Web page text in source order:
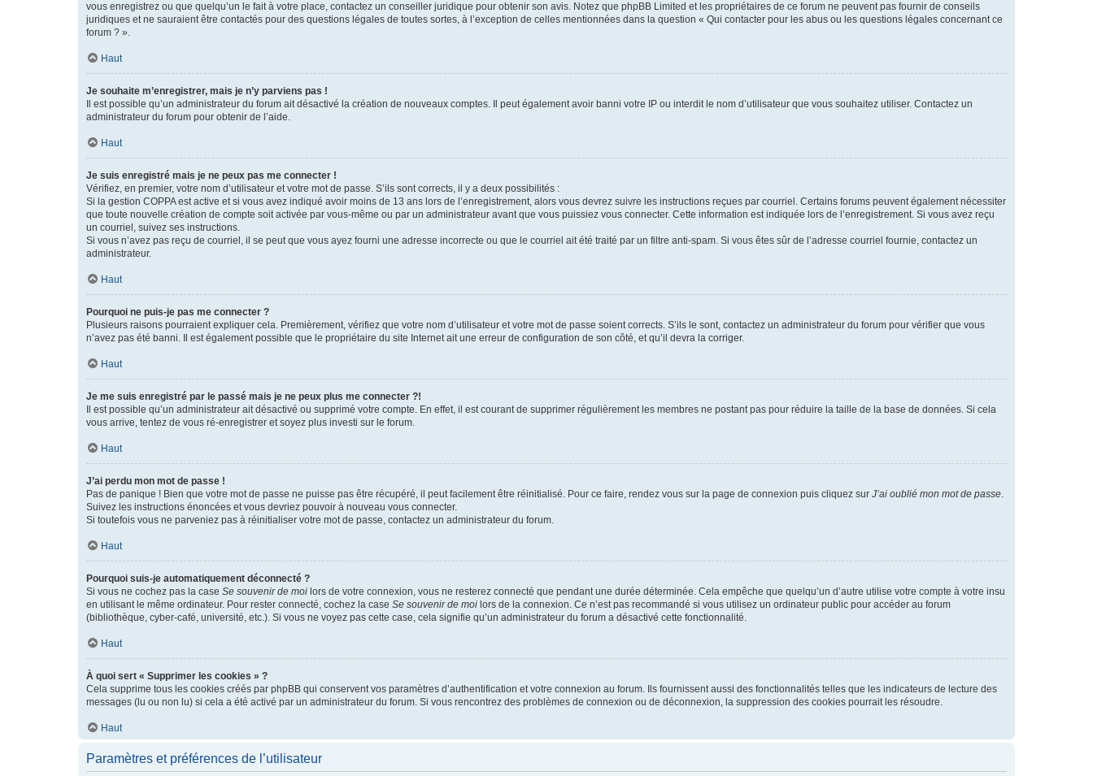
vous enregistrez ou que quelqu’un le fait à votre place, contactez un conseiller juridique pour obtenir son avis. Notez que phpBB Limited et les propriétaires de ce forum ne peuvent pas fournir de conseils
juridiques et ne sauraient être contactés pour des questions légales de toutes sortes, à l’exception de celles mentionnées dans la question « Qui contacter pour les abus ou les questions légales concernant ce
forum ? ».
Haut
Je souhaite m’enregistrer, mais je n’y parviens pas !
Il est possible qu’un administrateur du forum ait désactivé la création de nouveaux comptes. Il peut également avoir banni votre IP ou interdit le nom d’utilisateur que vous souhaitez utiliser. Contactez un
administrateur du forum pour obtenir de l’aide.
Haut
Je suis enregistré mais je ne peux pas me connecter !
Vérifiez, en premier, votre nom d’utilisateur et votre mot de passe. S’ils sont corrects, il y a deux possibilités :
Si la gestion COPPA est active et si vous avez indiqué avoir moins de 13 ans lors de l’enregistrement, alors vous devrez suivre les instructions reçues par courriel. Certains forums peuvent également nécessiter
que toute nouvelle création de compte soit activée par vous-même ou par un administrateur avant que vous puissiez vous connecter. Cette information est indiquée lors de l’enregistrement. Si vous avez reçu
un courriel, suivez ses instructions.
Si vous n’avez pas reçu de courriel, il se peut que vous ayez fourni une adresse incorrecte ou que le courriel ait été traité par un filtre anti-spam. Si vous êtes sûr de l’adresse courriel fournie, contactez un
administrateur.
Haut
Pourquoi ne puis-je pas me connecter ?
Plusieurs raisons pourraient expliquer cela. Premièrement, vérifiez que votre nom d’utilisateur et votre mot de passe soient corrects. S’ils le sont, contactez un administrateur du forum pour vérifier que vous
n’avez pas été banni. Il est également possible que le propriétaire du site Internet ait une erreur de configuration de son côté, et qu’il devra la corriger.
Haut
Je me suis enregistré par le passé mais je ne peux plus me connecter ?!
Il est possible qu’un administrateur ait désactivé ou supprimé votre compte. En effet, il est courant de supprimer régulièrement les membres ne postant pas pour réduire la taille de la base de données. Si cela
vous arrive, tentez de vous ré-enregistrer et soyez plus investi sur le forum.
Haut
J’ai perdu mon mot de passe !
Pas de panique ! Bien que votre mot de passe ne puisse pas être récupéré, il peut facilement être réinitialisé. Pour ce faire, rendez vous sur la page de connexion puis cliquez sur J’ai oublié mon mot de passe.
Suivez les instructions énoncées et vous devriez pouvoir à nouveau vous connecter.
Si toutefois vous ne parveniez pas à réinitialiser votre mot de passe, contactez un administrateur du forum.
Haut
Pourquoi suis-je automatiquement déconnecté ?
Si vous ne cochez pas la case Se souvenir de moi lors de votre connexion, vous ne resterez connecté que pendant une durée déterminée. Cela empêche que quelqu’un d’autre utilise votre compte à votre insu
en utilisant le même ordinateur. Pour rester connecté, cochez la case Se souvenir de moi lors de la connexion. Ce n’est pas recommandé si vous utilisez un ordinateur public pour accéder au forum
(bibliothèque, cyber-café, université, etc.). Si vous ne voyez pas cette case, cela signifie qu’un administrateur du forum a désactivé cette fonctionnalité.
Haut
À quoi sert « Supprimer les cookies » ?
Cela supprime tous les cookies créés par phpBB qui conservent vos paramètres d’authentification et votre connexion au forum. Ils fournissent aussi des fonctionnalités telles que les indicateurs de lecture des
messages (lu ou non lu) si cela a été activé par un administrateur du forum. Si vous rencontrez des problèmes de connexion ou de déconnexion, la suppression des cookies pourrait les résoudre.
Haut
Paramètres et préférences de l’utilisateur